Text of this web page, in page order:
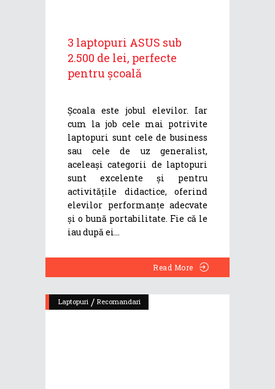
3 laptopuri ASUS sub
2.500 de lei, perfecte
pentru școală
Școala este jobul elevilor. Iar
cum la job cele mai potrivite
laptopuri sunt cele de business
sau cele de uz generalist,
aceleași categorii de laptopuri
sunt excelente și pentru
activitățile didactice, oferind
elevilor performanțe adecvate
și o bună portabilitate. Fie că le
iau după ei
Read More
Laptopuri / Recomandari